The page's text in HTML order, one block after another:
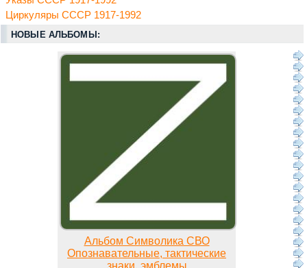
Циркуляры СССР 1917-1992
НОВЫЕ АЛЬБОМЫ:
Альбом Символика СВО
Опознавательные, тактические